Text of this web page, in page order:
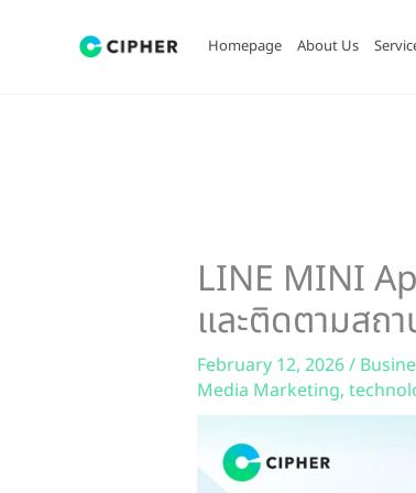
Homepage About Us
LINE MINI
และติดตามสถ
February 12, 2026/
Media Marketing,